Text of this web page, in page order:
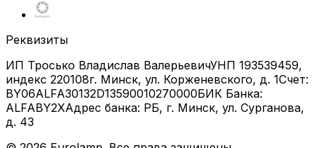
Реквизиты
ИП Тросько Владислав ВалерьевичУНП 193539459,
индекс 220108г. Минск, ул. Корженевского, д. 1Счет:
BY06ALFA30132D13590010270000БИК Банка:
ALFABY2XАдрес банка: РБ, г. Минск, ул. Сурганова,
д. 43